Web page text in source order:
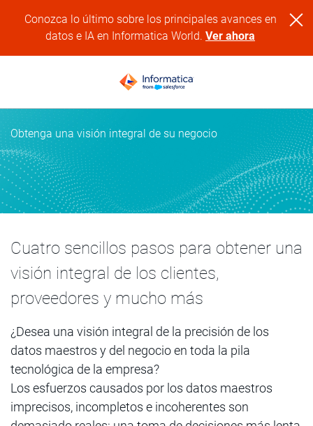
Conozca lo último sobre los principales avances en
datos e IA en Informatica World.Ver ahora
Obtenga una visión integral de su negocio
Cuatro sencillos pasos para obtener una
visión integral de los clientes,
proveedores y mucho más
¿Desea una visión integral de la precisión de los
datos maestros y del negocio en toda la pila
tecnológica de la empresa?
Los esfuerzos causados por los datos maestros
imprecisos, incompletos e incoherentes son